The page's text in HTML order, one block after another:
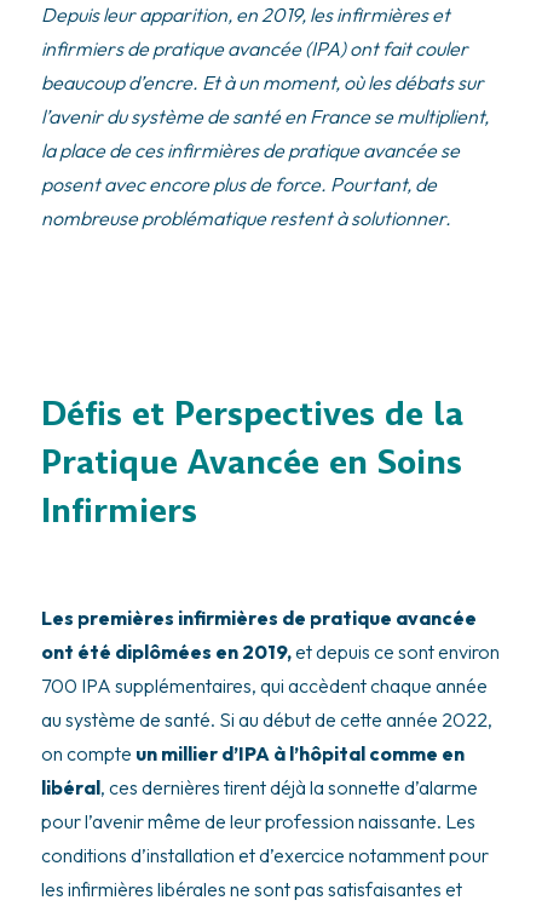
Depuis leur apparition, en 2019, les infirmières et
infirmiers de pratique avancée (IPA) ont fait couler
beaucoup d’encre. Et à un moment, où les débats sur
l’avenir du système de santé en France se multiplient,
la place de ces infirmières de pratique avancée se
posent avec encore plus de force. Pourtant, de
nombreuse problématique restent à solutionner.
Défis et Perspectives de la
Pratique Avancée en Soins
Infirmiers
Les premières infirmières de pratique avancée
ont été diplômées en 2019,et depuis ce sont environ
700 IPA supplémentaires, qui accèdent chaque année
au système de santé. Si au début de cette année 2022,
on compte un millier d’IPA à l’hôpital comme en
libéral, ces dernières tirent déjà la sonnette d’alarme
pour l’avenir même de leur profession naissante. Les
conditions d’installation et d’exercice notamment pour
les infirmières libérales ne sont pas satisfaisantes et